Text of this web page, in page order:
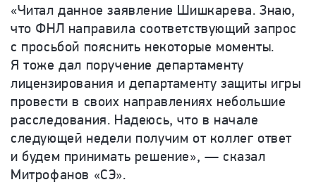
«Читал данное заявление Шишкарева. Знаю,
что ФНЛ направила соответствующий запрос
с просьбой пояснить некоторые моменты.
Я тоже дал поручение департаменту
лицензирования и департаменту защиты игры
провести в своих направлениях небольшие
расследования. Надеюсь, что в начале
следующей недели получим от коллег ответ
и будем принимать решение», — сказал
Митрофанов «СЭ».